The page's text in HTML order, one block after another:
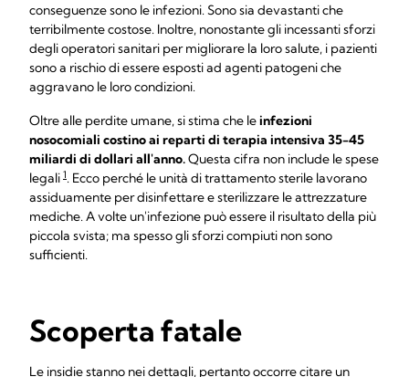
conseguenze sono le infezioni. Sono sia devastanti che
terribilmente costose. Inoltre, nonostante gli incessanti sforzi
degli operatori sanitari per migliorare la loro salute, i pazienti
sono a rischio di essere esposti ad agenti patogeni che
aggravano le loro condizioni.
Oltre alle perdite umane, si stima che leinfezioni
nosocomiali costino ai reparti di terapia intensiva 35-45
miliardi di dollari all'anno.Questa cifra non include le spese
legali 1. Ecco perché le unità di trattamento sterile lavorano
assiduamente per disinfettare e sterilizzare le attrezzature
mediche. A volte un'infezione può essere il risultato della più
piccola svista; ma spesso gli sforzi compiuti non sono
sufficienti.
Scoperta fatale
Le insidie stanno nei dettagli, pertanto occorre citare un